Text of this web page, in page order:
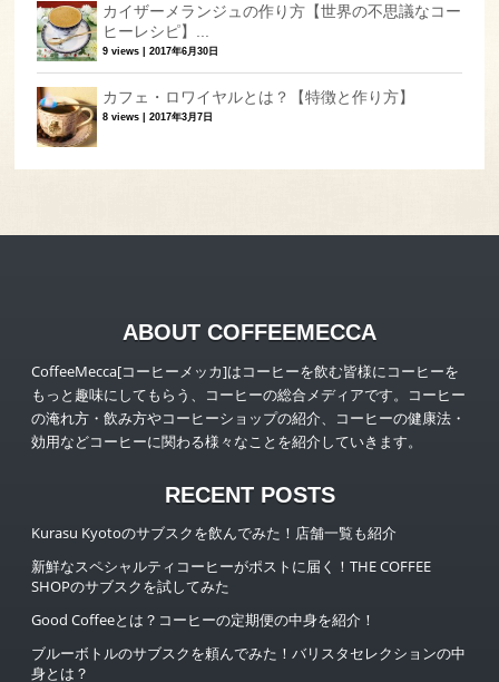
カイザーメランジュの作り方【世界の不思議なコー
ヒーレシピ】...
9 views |2017年6月30日
カフェ・ロワイヤルとは？【特徴と作り方】
8 views |2017年3月7日
ABOUT COFFEEMECCA
CoffeeMecca[コーヒーメッカ]はコーヒーを飲む皆様にコーヒーを
もっと趣味にしてもらう、コーヒーの総合メディアです。コーヒー
の淹れ方・飲み方やコーヒーショップの紹介、コーヒーの健康法・
効用などコーヒーに関わる様々なことを紹介していきます。
RECENT POSTS
Kurasu Kyotoのサブスクを飲んでみた！店舗一覧も紹介
新鮮なスペシャルティコーヒーがポストに届く！THE COFFEE
SHOPのサブスクを試してみた
Good Coffeeとは？コーヒーの定期便の中身を紹介！
ブルーボトルのサブスクを頼んでみた！バリスタセレクションの中
身とは？